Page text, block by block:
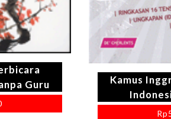
Guru
Kamus
Rp